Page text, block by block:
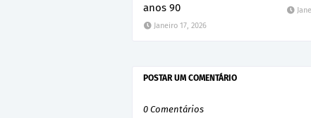
anos 90
Janeiro 17, 2026
POSTAR UM COMENTÁRIO
0 Comentários